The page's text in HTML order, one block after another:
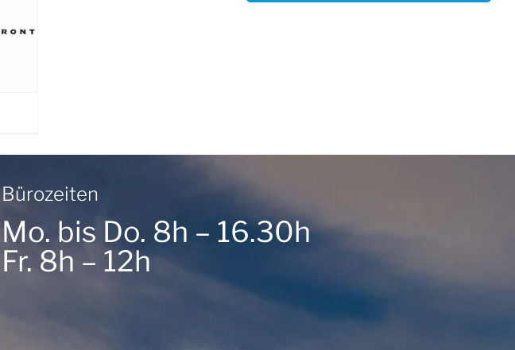
Bürozeiten
Mo. bis Do. 8h – 16.30h
Fr. 8h – 12h